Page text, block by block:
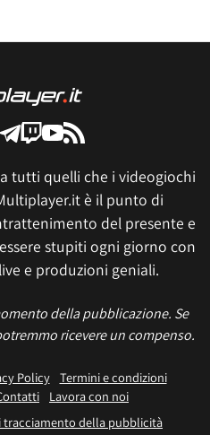
tutti quelli che i videogiochi
è il punto di
del presente e
stupiti ogni giorno con
e produzioni geniali.
della pubblicazione. Se
ricevere un compenso.
Policy
Termini e condizioni
Lavora con noi
tracciamento della pubblicità